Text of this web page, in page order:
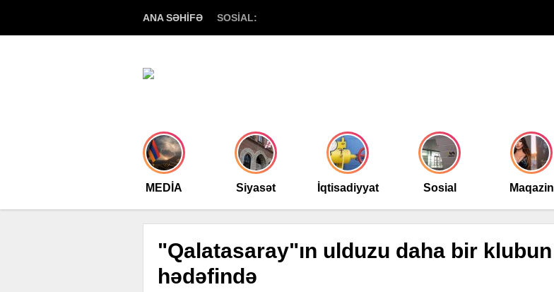
ANA SƏHİFƏ SOSİAL:
MEDİA Siyasət İqtisadiyyat Sosial Maqazin
"Qalatasaray"ın ulduzu daha bir klubun
hədəfində